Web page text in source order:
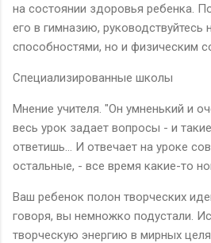
на состоянии здоровья ребенка.
его в гимназию, руководствуйтесь
способностями, но и физическим
Специализированные школы
Мнение учителя. "Он умненький и
весь урок задает вопросы - и
ответишь... И отвечает на уроке
остальные, - все время какие-то
Ваш ребенок полон творческих
говоря, вы немножко подустали.
творческую энергию в мирных